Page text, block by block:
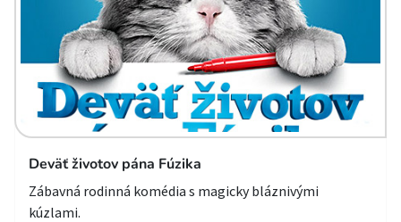
Deväť životov pána Fúzika
Zábavná rodinná komédia s magicky bláznivými
kúzlami.